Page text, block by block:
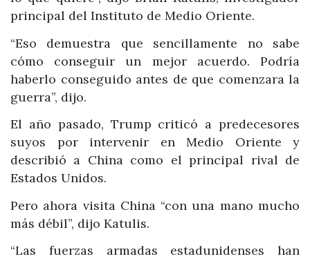
principal del Instituto de Medio Oriente.
“Eso demuestra que sencillamente no sabe
cómo conseguir un mejor acuerdo. Podría
haberlo conseguido antes de que comenzara la
guerra”, dijo.
El año pasado, Trump criticó a predecesores
suyos por intervenir en Medio Oriente y
describió a China como el principal rival de
Estados Unidos.
Pero ahora visita China “con una mano mucho
más débil”, dijo Katulis.
“Las fuerzas armadas estadunidenses han